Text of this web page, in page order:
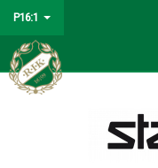
P16:1
HEM